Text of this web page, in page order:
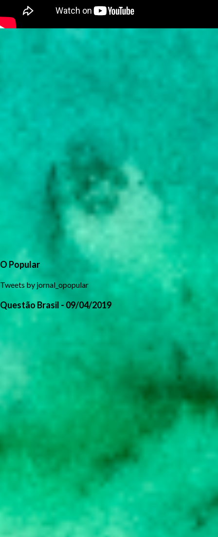
O Popular
Tweets by jornal_opopular
Questão Brasil - 09/04/2019